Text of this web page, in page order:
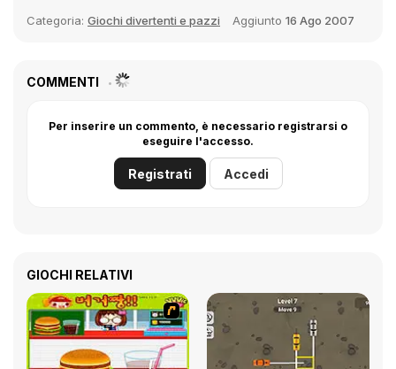
Categoria: Giochi divertenti e pazzi Aggiunto 16 Ago 2007
COMMENTI
Per inserire un commento, è necessario registrarsi o
eseguire l'accesso.
Registrati Accedi
GIOCHI RELATIVI